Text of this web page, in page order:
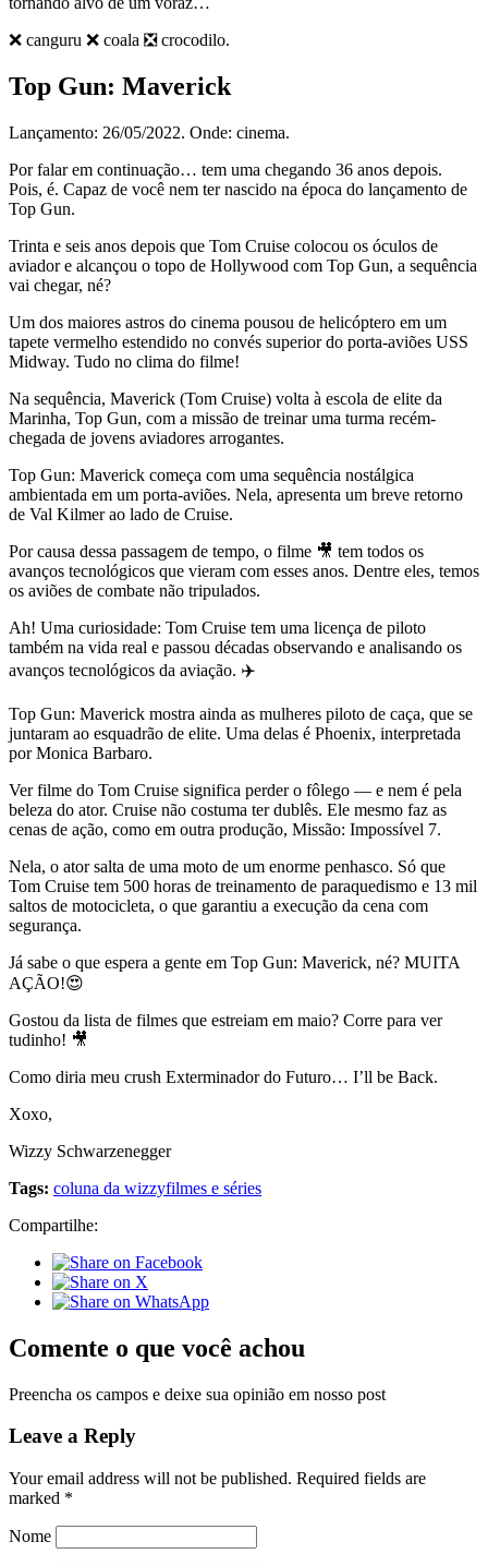
❌ canguru ❌ coala ❎ crocodilo.
Top Gun: Maverick
Lançamento: 26/05/2022. Onde: cinema.
Por falar em continuação… tem uma chegando 36 anos depois.
Pois, é. Capaz de você nem ter nascido na época do lançamento de
Top Gun.
Trinta e seis anos depois que Tom Cruise colocou os óculos de
aviador e alcançou o topo de Hollywood com Top Gun, a sequência
vai chegar, né?
Um dos maiores astros do cinema pousou de helicóptero em um
tapete vermelho estendido no convés superior do porta-aviões USS
Midway. Tudo no clima do filme!
Na sequência, Maverick (Tom Cruise) volta à escola de elite da
Marinha, Top Gun, com a missão de treinar uma turma recém-
chegada de jovens aviadores arrogantes.
Top Gun: Maverick começa com uma sequência nostálgica
ambientada em um porta-aviões. Nela, apresenta um breve retorno
de Val Kilmer ao lado de Cruise.
Por causa dessa passagem de tempo, o filme 🎥 tem todos os
avanços tecnológicos que vieram com esses anos. Dentre eles, temos
os aviões de combate não tripulados.
Ah! Uma curiosidade: Tom Cruise tem uma licença de piloto
também na vida real e passou décadas observando e analisando os
avanços tecnológicos da aviação. ✈️
Top Gun: Maverick mostra ainda as mulheres piloto de caça, que se
juntaram ao esquadrão de elite. Uma delas é Phoenix, interpretada
por Monica Barbaro.
Ver filme do Tom Cruise significa perder o fôlego — e nem é pela
beleza do ator. Cruise não costuma ter dublês. Ele mesmo faz as
cenas de ação, como em outra produção, Missão: Impossível 7.
Nela, o ator salta de uma moto de um enorme penhasco. Só que
Tom Cruise tem 500 horas de treinamento de paraquedismo e 13 mil
saltos de motocicleta, o que garantiu a execução da cena com
segurança.
Já sabe o que espera a gente em Top Gun: Maverick, né? MUITA
AÇÃO!😍
Gostou da lista de filmes que estreiam em maio? Corre para ver
tudinho! 🎥
Como diria meu crush Exterminador do Futuro… I’ll be Back.
Xoxo,
Wizzy Schwarzenegger
Tags: coluna da wizzyfilmes e séries
Compartilhe:
Comente o que você achou
Preencha os campos e deixe sua opinião em nosso post
Leave a Reply
Your email address will not be published. Required fields are
marked *
Nome